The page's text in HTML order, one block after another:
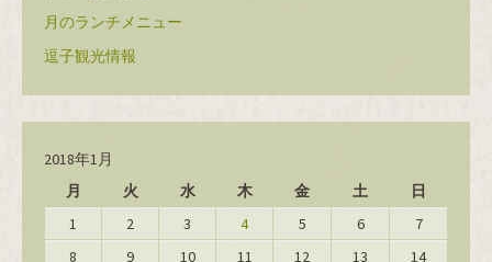
月のランチメニュー
逗子観光情報
2018年1月
月
火 水 木 金 土 日
1 2 3 4 5 6
7
8
9 10 11 12 13
14